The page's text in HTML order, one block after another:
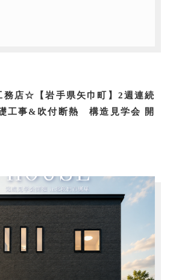
務店☆【岩手県矢巾町】2週連続
工事&吹付断熱 構造見学会 開